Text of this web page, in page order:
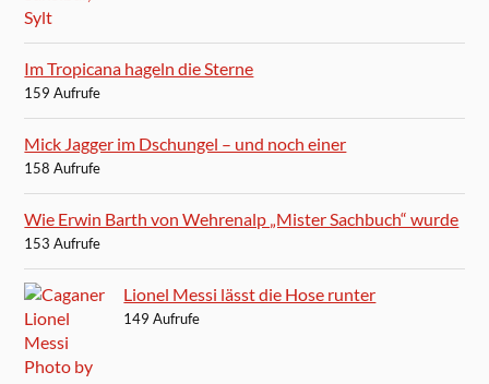
Im Tropicana hageln die Sterne
159 Aufrufe
Mick Jagger im Dschungel – und noch einer
158 Aufrufe
Wie Erwin Barth von Wehrenalp „Mister Sachbuch“ wurde
153 Aufrufe
Lionel Messi lässt die Hose runter
149 Aufrufe